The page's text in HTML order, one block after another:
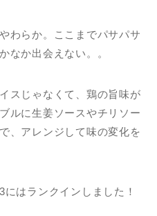
わらか。ここまでパサパサ
なか出会えない。。
スじゃなくて、鶏の旨味が
ルに生姜ソースやチリソー
、アレンジして味の変化を
はランクインしました！